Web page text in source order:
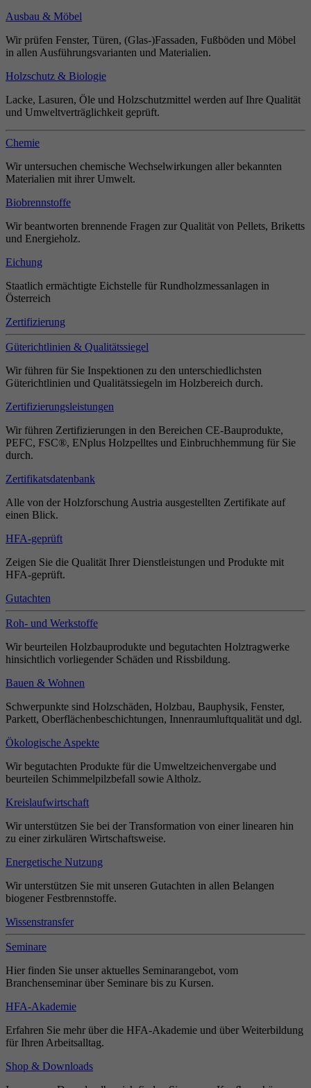
Ausbau & Möbel
Wir prüfen Fenster, Türen, (Glas-)Fassaden, Fußböden und Möbel
in allen Ausführungsvarianten und Materialien.
Holzschutz & Biologie
Lacke, Lasuren, Öle und Holzschutzmittel werden auf Ihre Qualität
und Umweltverträglichkeit geprüft.
Chemie
Wir untersuchen chemische Wechselwirkungen aller bekannten
Materialien mit ihrer Umwelt.
Biobrennstoffe
Wir beantworten brennende Fragen zur Qualität von Pellets, Briketts
und Energieholz.
Eichung
Staatlich ermächtigte Eichstelle für Rundholzmessanlagen in
Österreich
Zertifizierung
Güterichtlinien & Qualitätssiegel
Wir führen für Sie Inspektionen zu den unterschiedlichsten
Güterichtlinien und Qualitätssiegeln im Holzbereich durch.
Zertifizierungsleistungen
Wir führen Zertifizierungen in den Bereichen CE-Bauprodukte,
PEFC, FSC®, ENplus Holzpelltes und Einbruchhemmung für Sie
durch.
Zertifikatsdatenbank
Alle von der Holzforschung Austria ausgestellten Zertifikate auf
einen Blick.
HFA-geprüft
Zeigen Sie die Qualität Ihrer Dienstleistungen und Produkte mit
HFA-geprüft.
Gutachten
Roh- und Werkstoffe
Wir beurteilen Holzbauprodukte und begutachten Holztragwerke
hinsichtlich vorliegender Schäden und Rissbildung.
Bauen & Wohnen
Schwerpunkte sind Holzschäden, Holzbau, Bauphysik, Fenster,
Parkett, Oberflächenbeschichtungen, Innenraumluftqualität und dgl.
Ökologische Aspekte
Wir begutachten Produkte für die Umweltzeichenvergabe und
beurteilen Schimmelpilzbefall sowie Altholz.
Kreislaufwirtschaft
Wir unterstützen Sie bei der Transformation von einer linearen hin
zu einer zirkulären Wirtschaftsweise.
Energetische Nutzung
Wir unterstützen Sie mit unseren Gutachten in allen Belangen
biogener Festbrennstoffe.
Wissenstransfer
Seminare
Hier finden Sie unser aktuelles Seminarangebot, vom
Branchenseminar über Seminare bis zu Kursen.
HFA-Akademie
Erfahren Sie mehr über die HFA-Akademie und über Weiterbildung
für Ihren Arbeitsalltag.
Shop & Downloads